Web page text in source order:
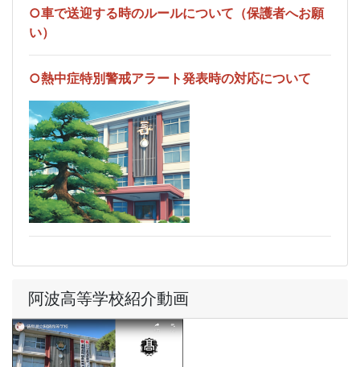
○車で送迎する時のルールについて（保護者へお願
い）
○熱中症特別警戒アラート発表時の対応について
阿波高等学校紹介動画